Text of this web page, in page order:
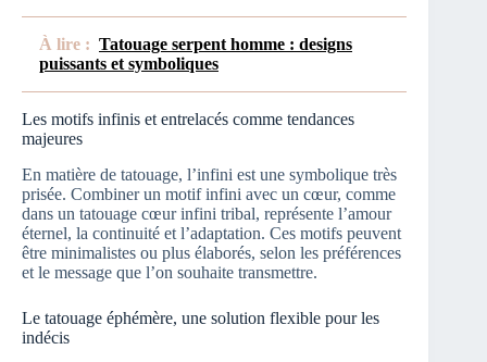
À lire : Tatouage serpent homme : designs
puissants et symboliques
Les motifs infinis et entrelacés comme tendances
majeures
En matière de tatouage, l’infini est une symbolique très
prisée. Combiner un motif infini avec un cœur, comme
dans un tatouage cœur infini tribal, représente l’amour
éternel, la continuité et l’adaptation. Ces motifs peuvent
être minimalistes ou plus élaborés, selon les préférences
et le message que l’on souhaite transmettre.
Le tatouage éphémère, une solution flexible pour les
indécis